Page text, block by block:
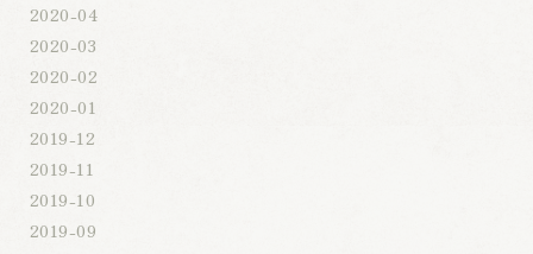
2020-04
2020-03
2020-02
2020-01
2019-12
2019-11
2019-10
2019-09